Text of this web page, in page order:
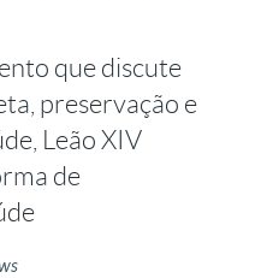
que discute
preservação e
Leão XIV
de